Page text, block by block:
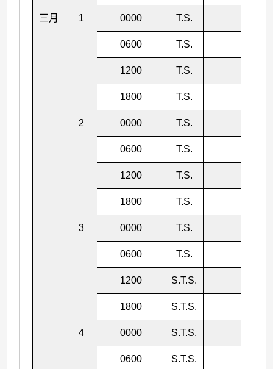
三月 1 0000 T.S.
0600 T.S.
1200 T.S.
1800 T.S.
2 0000 T.S.
0600 T.S.
1200 T.S.
1800 T.S.
3 0000 T.S.
0600 T.S.
1200 S.T.S.
1800 S.T.S.
4 0000 S.T.S.
0600 S.T.S.